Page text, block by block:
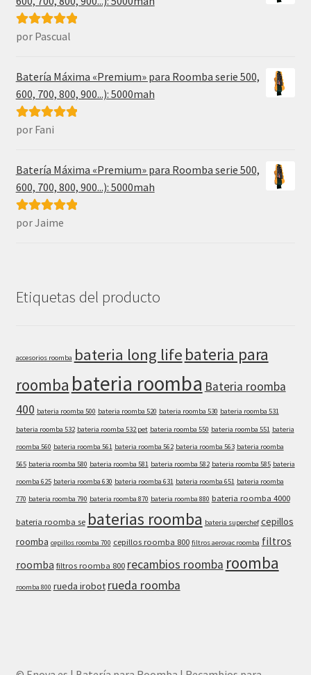
Valorado con
por Pascual
Batería Máxima «Premium» para Roomba serie 500,
600, 700, 800, 900...): 5000mah
Valorado con
por Fani
Batería Máxima «Premium» para Roomba serie 500,
600, 700, 800, 900...): 5000mah
Valorado con
por Jaime
Etiquetas del producto
accesorios roomba bateria long life bateria para
roomba bateria roomba Bateria roomba
400 bateria roomba 500 bateria roomba 520 bateria roomba 530 bateria roomba 531
bateria roomba 532 bateria roomba 532 pet bateria roomba 550 bateria roomba 551 bateria
roomba 560 bateria roomba 561 bateria roomba 562 bateria roomba 563 bateria roomba
565 bateria roomba 580 bateria roomba 581 bateria roomba 582 bateria roomba 585 bateria
roomba 625 bateria roomba 630 bateria roomba 631 bateria roomba 651 bateria roomba
770 bateria roomba 790 bateria roomba 870 bateria roomba 880 bateria roomba 4000
bateria roomba se baterias roomba bateria superchef cepillos
roomba cepillos roomba 700 cepillos roomba 800 filtros aerovac roomba filtros
roomba filtros roomba 800 recambios roomba roomba
roomba 800 rueda irobot rueda roomba